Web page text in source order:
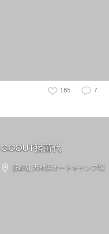
165 7
GOOUT猪苗代
[福島] 天神浜オートキャンプ場